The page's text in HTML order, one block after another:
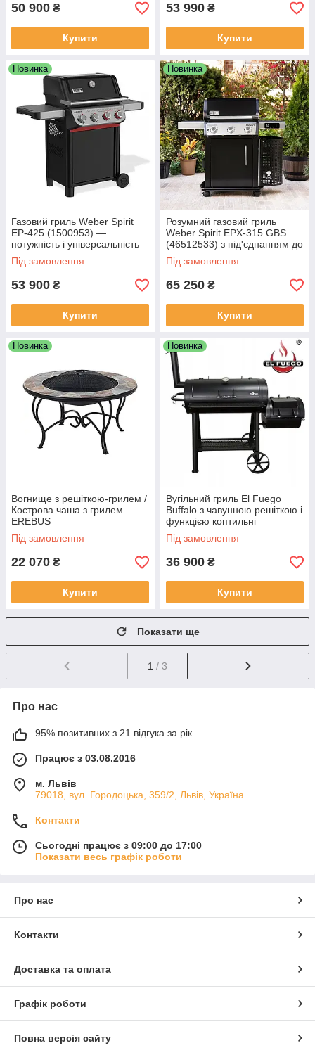
50 900 ₴
Купити
53 990 ₴
Купити
Новинка
Газовий гриль Weber Spirit
EP-425 (1500953) —
потужність і універсальність
Під замовлення
53 900 ₴
Купити
Новинка
Розумний газовий гриль
Weber Spirit EPX-315 GBS
(46512533) з під'єднанням до
телефона
Під замовлення
65 250 ₴
Купити
Новинка
Вогнище з решіткою-грилем /
Кострова чаша з грилем
EREBUS
Під замовлення
22 070 ₴
Купити
Новинка
Вугільний гриль El Fuego
Buffalo з чавунною решіткою і
функцією коптильні
Під замовлення
36 900 ₴
Купити
Показати ще
1 / 3
Про нас
95% позитивних з 21 відгука за рік
Працює з 03.08.2016
м. Львів
79018, вул. Городоцька, 359/2, Львів, Україна
Контакти
Сьогодні працює з 09:00 до 17:00
Показати весь графік роботи
Про нас
Контакти
Доставка та оплата
Графік роботи
Повна версія сайту